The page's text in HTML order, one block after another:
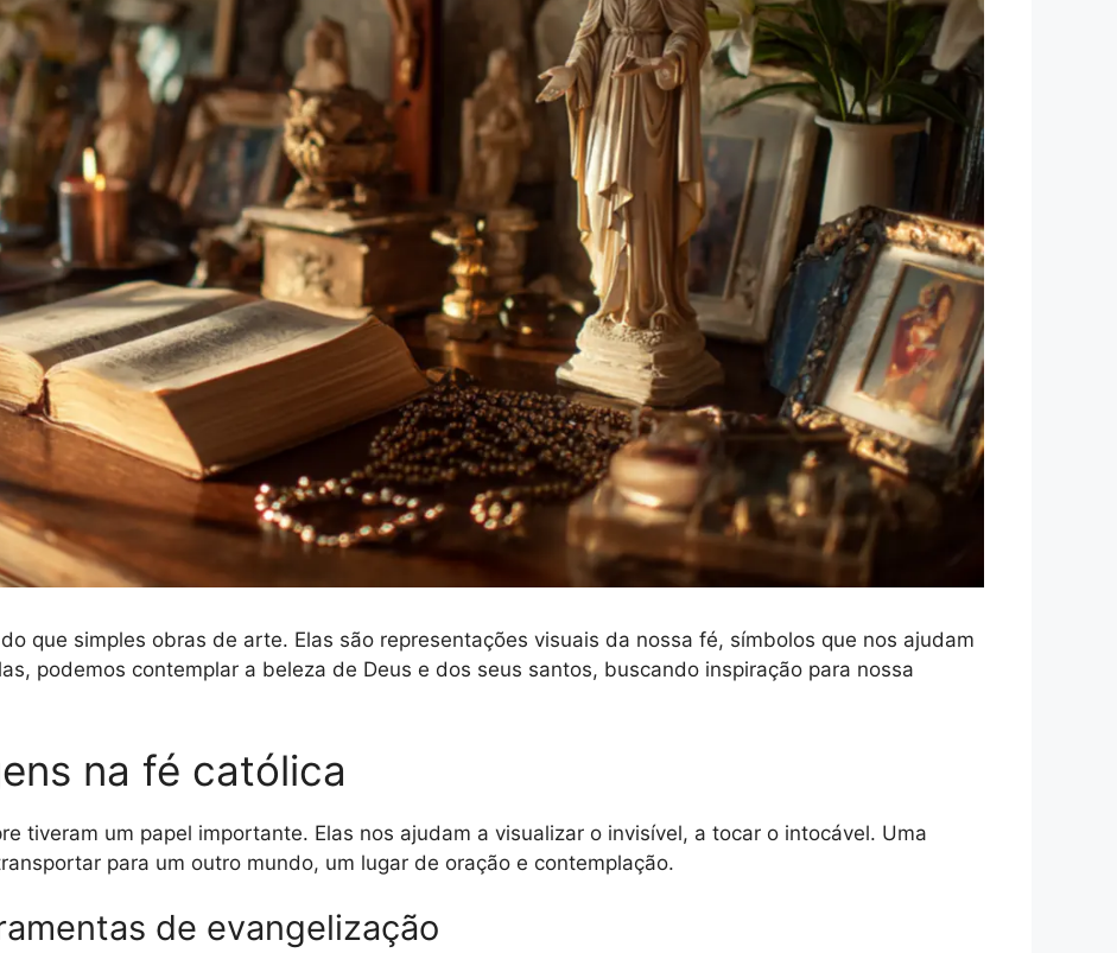
que simples obras de arte. Elas são representações visuais da nossa fé, símbolos que nos ajudam
podemos contemplar a beleza de Deus e dos seus santos, buscando inspiração para nossa
na fé católica
tiveram um papel importante. Elas nos ajudam a visualizar o invisível, a tocar o intocável. Uma
para um outro mundo, um lugar de oração e contemplação.
de evangelização